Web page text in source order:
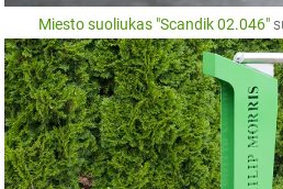
Miesto suoliukas "Scandik 02.046"